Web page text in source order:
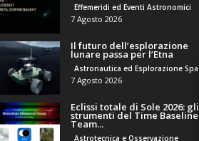
Effemeridi ed Eventi Astronomici
7 Agosto 2026
Il futuro dell’esplorazione
lunare passa per l’Etna
7 Agosto 2026
Eclissi totale di Sole 2026: gli
strumenti del Time Baseline
Team...
Astrotecnica e Osservazione